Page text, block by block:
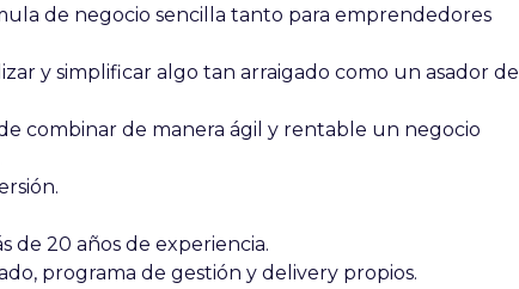
de negocio sencilla tanto para emprendedores
y simplificar algo tan arraigado como un asador de
combinar de manera ágil y rentable un negocio
de 20 años de experiencia.
programa de gestión y delivery propios.